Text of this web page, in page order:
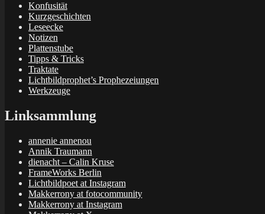
Konfusität
Kurzgeschichten
Leseecke
Notizen
Plattenstube
Tipps & Tricks
Traktate
Lichtbildprophet’s Prophezeiungen
Werkzeuge
Linksammlung
annenie annenou
Annik Traumann
dienacht – Calin Kruse
FrameWorks Berlin
Lichtbildpoet at Instagram
Makkerrony at fotocommunity
Makkerrony at Instagram